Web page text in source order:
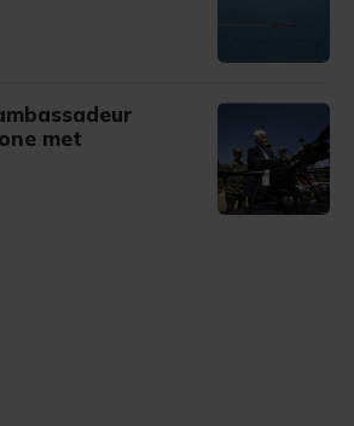
met